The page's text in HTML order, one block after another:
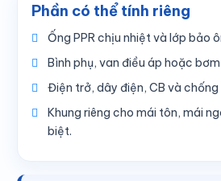
Phần có thể tính riêng
Ống PPR chịu nhiệt và lớp bảo
Bình phụ, van điều áp hoặc
Điện trở, dây điện, CB và chống
Khung riêng cho mái tôn, mái
biệt.